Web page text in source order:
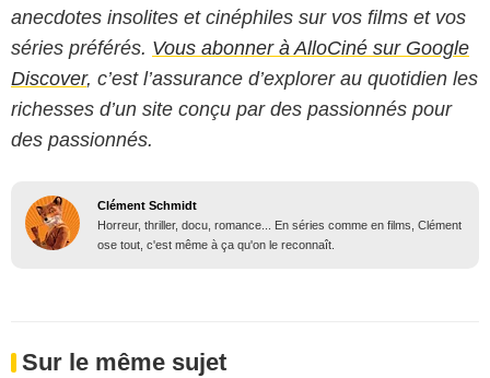
anecdotes insolites et cinéphiles sur vos films et vos
séries préférés. Vous abonner à AlloCiné sur Google
Discover, c’est l’assurance d’explorer au quotidien les
richesses d’un site conçu par des passionnés pour
des passionnés.
Clément Schmidt
Horreur, thriller, docu, romance... En séries comme en films, Clément
ose tout, c'est même à ça qu'on le reconnaît.
Sur le même sujet